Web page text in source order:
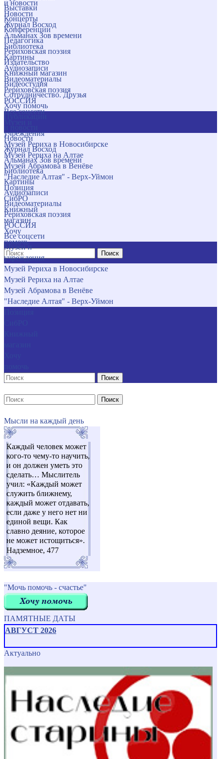
и новости
Новости
Журнал Восход
Альманах Зов времени
Библиотека
Картины
Аудиозаписи
Видеоматериалы
Рериховская поэзия
РОССИЯ
Все соцсети
учреждения
Музей Рериха в Новосибирске
Музей Рериха на Алтае
Музей Абрамова в Венёве
"Наследие Алтая" - Верх-Уймон
Позиция
СибРО
Книжный
магазин
Хочу
помочь
Поиск
Выставки
Концерты
Конференции
Педагогика
Рериховская поэзия
Издательство
Книжный магазин
Видеостудия
Сотрудничество. Друзья
Хочу помочь
Новости
Журнал Восход
Альманах Зов времени
Библиотека
Картины
Аудиозаписи
Видеоматериалы
Рериховская поэзия
РОССИЯ
Все соцсети
Музеи и
учреждения
Музей Рериха в Новосибирске
Музей Рериха на Алтае
Музей Абрамова в Венёве
"Наследие Алтая" - Верх-Уймон
Поиск
Поиск
Мысли на каждый день
Каждый человек может
кого-то чему-то научить,
и он должен уметь это
сделать… Мыслитель
учил: «Каждый может
служить ближнему,
каждый может отдавать,
если даже у него нет ни
единой вещи. Как
славно деяние, которое
не может истощиться».
Надземное, 477
"Мочь помочь - счастье"
ПАМЯТНЫЕ ДАТЫ
АВГУСТ 2026
Актуально